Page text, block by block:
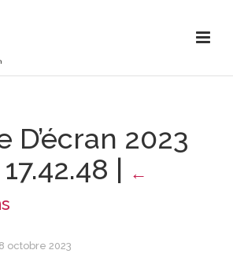
D’écran 2023
| ←
octobre 2023